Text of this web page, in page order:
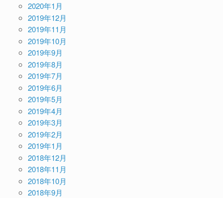
2020年1月
2019年12月
2019年11月
2019年10月
2019年9月
2019年8月
2019年7月
2019年6月
2019年5月
2019年4月
2019年3月
2019年2月
2019年1月
2018年12月
2018年11月
2018年10月
2018年9月